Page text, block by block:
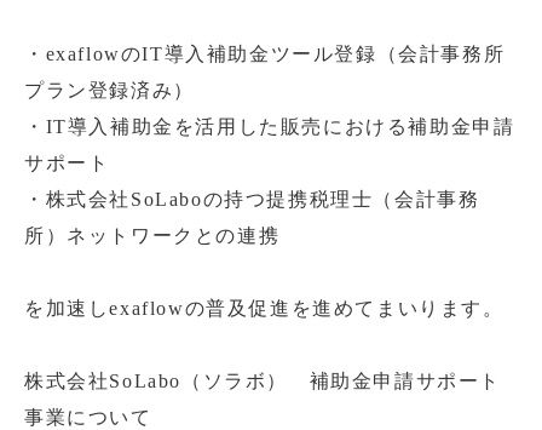
・exaflowのIT導入補助金ツール登録（会計事務所
プラン登録済み）
・IT導入補助金を活用した販売における補助金申請
サポート
・株式会社SoLaboの持つ提携税理士（会計事務
所）ネットワークとの連携
を加速しexaflowの普及促進を進めてまいります。
株式会社SoLabo（ソラボ） 補助金申請サポート
事業について